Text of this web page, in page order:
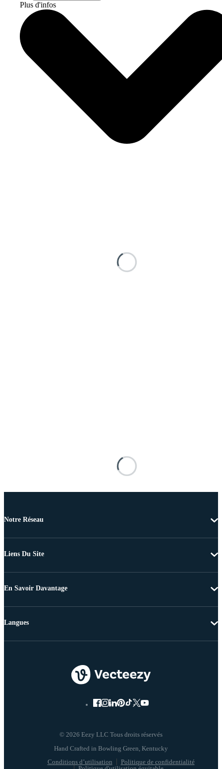
Plus d'infos
Notre Réseau
Liens Du Site
En Savoir Davantage
© 2026 Eezy LLC Tous droits réservés
Conditions d’utilisation
Politique de confidentialité
Langues